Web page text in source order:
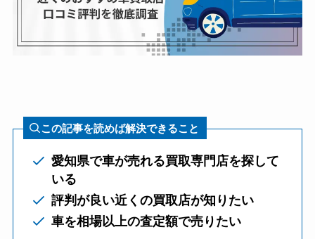
この記事を読めば解決できること
愛知県で車が売れる買取専門店を探して
いる
評判が良い近くの買取店が知りたい
車を相場以上の査定額で売りたい